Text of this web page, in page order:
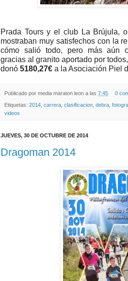
Prada Tours y el club La Brújula,
mostraban muy satisfechos con la
cómo salió todo, pero más aún
gracias al granito aportado por
donó 5180,27€ a la Asociación Piel
Publicado por media maraton leon a las 7:45 0
Etiquetas: 2014 carrera clasificacion debra
videos
JUEVES, 30 DE OCTUBRE DE 2014
Dragoman 2014